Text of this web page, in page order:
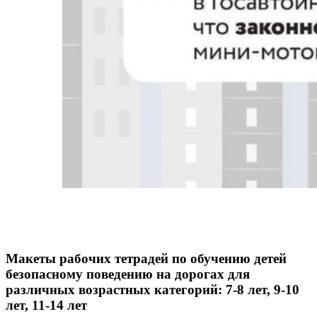
Макеты рабочих тетрадей по обучению детей
безопасному поведению на дорогах для
различных возрастных категорий: 7-8 лет, 9-10
лет, 11-14 лет